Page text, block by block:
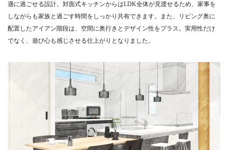
適に過ごせる設計。対面式キッチンからはLDK全体が見渡せるため、家事を
しながらも家族と過ごす時間をしっかり共有できます。また、リビング奥に
配置したアイアン階段は、空間に奥行きとデザイン性をプラス。実用性だけ
でなく、遊び心も感じさせる仕上がりとなりました。